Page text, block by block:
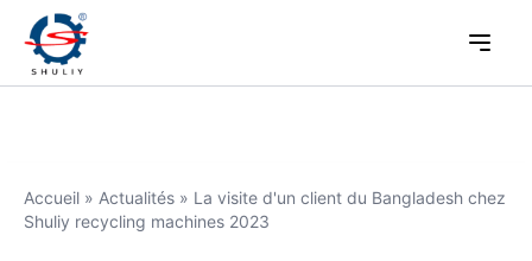
Accueil » Actualités » La visite d'un client du Bangladesh chez
Shuliy recycling machines 2023